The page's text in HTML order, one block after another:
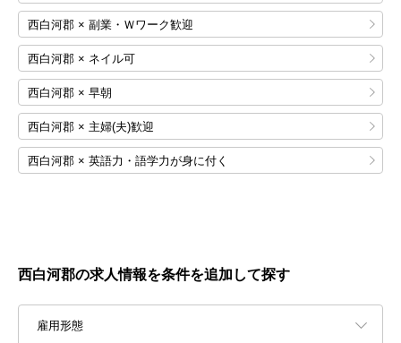
西白河郡 × 副業・Ｗワーク歓迎
西白河郡 × ネイル可
西白河郡 × 早朝
西白河郡 × 主婦(夫)歓迎
西白河郡 × 英語力・語学力が身に付く
西白河郡の求人情報を条件を追加して探す
雇用形態